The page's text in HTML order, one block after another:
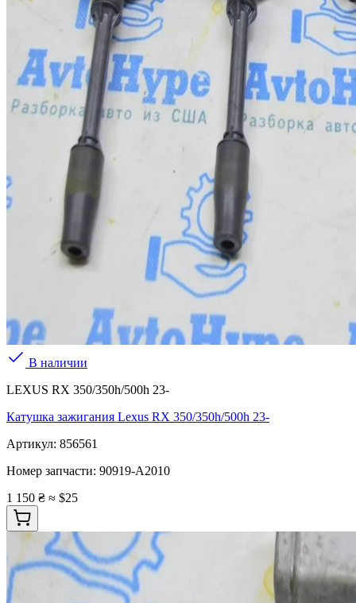
В наличии
LEXUS RX 350/350h/500h 23-
Катушка зажигания Lexus RX 350/350h/500h 23-
Артикул: 856561
Номер запчасти: 90919-A2010
1 150 ₴ ≈ $25